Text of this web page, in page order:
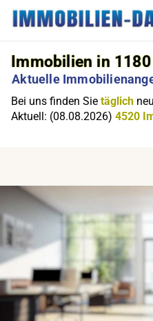
Immobilien in
Aktuelle
Bei uns finden Sietäglich
Aktuell: (08.08.2026)4520